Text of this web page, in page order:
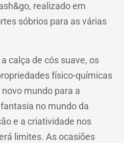
realizado em
sóbrios para as várias
calça de cós suave, os
físico-químicas
mundo para a
no mundo da
e a criatividade nos
limites. As ocasiões